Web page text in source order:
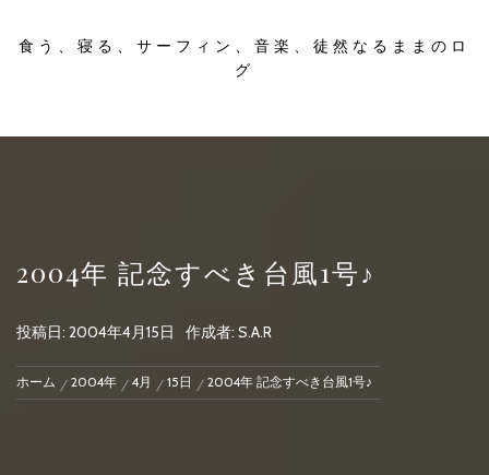
食う、寝る、サーフィン、音楽、徒然なるままのロ
グ
2004年 記念すべき台風1号♪
投稿日: 2004年4月15日 作成者: S.A.R
ホーム 2004年 4月 15日 2004年 記念すべき台風1号♪